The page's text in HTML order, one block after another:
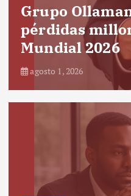
Grupo
pérdidas
Mundial 2026
agosto 1, 2026